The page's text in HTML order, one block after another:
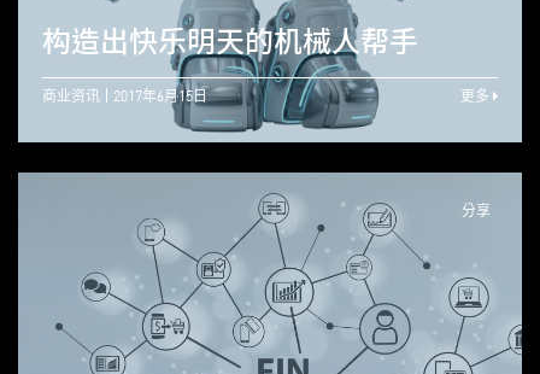
构造出快乐明天的机械人帮手
商业资讯 2017年6月15日 更多
分享